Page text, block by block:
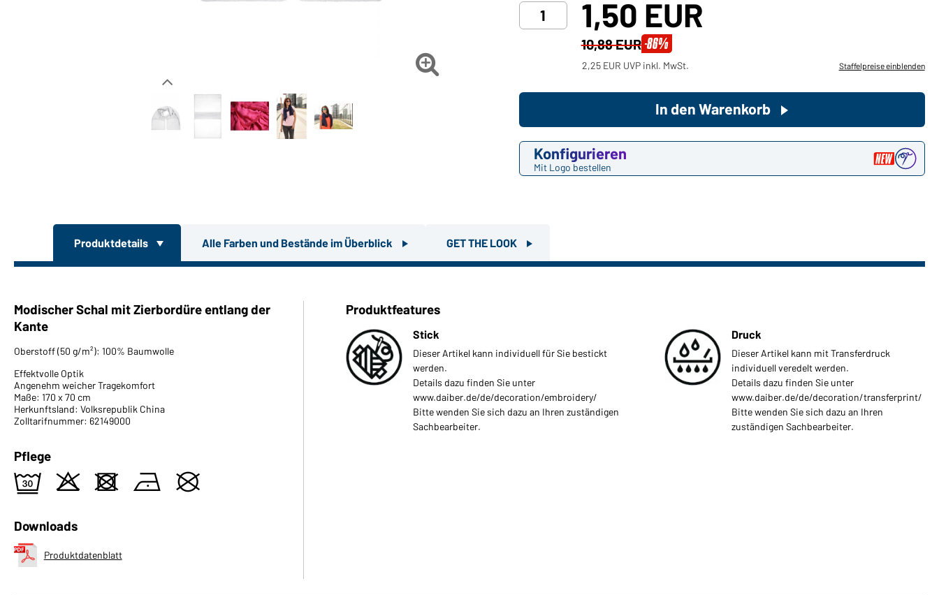
Hier geht's zu unserem

1,50 EUR
10,88 EUR -86%
2,25 EUR UVP inkl. MwSt. Staffelpreise einblenden
Konfigurieren
Mit Logo bestellen
In den Warenkorb
Produktdetails Alle Farben und Bestände im Überblick GET THE LOOK
Modischer Schal mit Zierbordüre entlang der
Kante
Oberstoff (50 g/m²): 100% Baumwolle
Effektvolle Optik
Angenehm weicher Tragekomfort
Maße: 170 x 70 cm
Herkunftsland: Volksrepublik China
Zolltarifnummer: 62149000
Pflege
e o d n U
Downloads
Produktdatenblatt
Produktfeatures
Stick
Dieser Artikel kann individuell für Sie bestickt
werden.
Details dazu finden Sie unter
www.daiber.de/de/decoration/embroidery/
Bitte wenden Sie sich dazu an Ihren zuständigen
Sachbearbeiter.
Druck
Dieser Artikel kann mit Transferdruck
individuell veredelt werden.
Details dazu finden Sie unter
www.daiber.de/de/decoration/transferprint/
Bitte wenden Sie sich dazu an Ihren
zuständigen Sachbearbeiter.